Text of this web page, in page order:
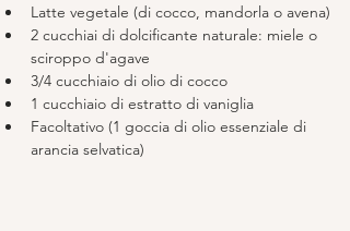
Latte vegetale (di cocco, mandorla o avena)
2 cucchiai di dolcificante naturale: miele o
sciroppo d'agave
3/4 cucchiaio di olio di cocco
1 cucchiaio di estratto di vaniglia
Facoltativo (1 goccia di olio essenziale di
arancia selvatica)